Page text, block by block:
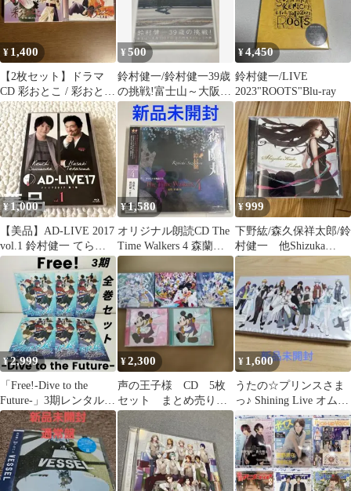
¥ 1,400
【2枚セット】ドラマ
CD 彩おとこ / 彩おとこ
～兄弟篇～ 鳥人ヒロミ
¥500
鈴村健一/鈴村健一39歳
の挑戦!富士山～大阪
390キロ 全力中年チャ
リンコの旅
¥4,450
鈴村健一/LIVE
2023"ROOTS"Blu-ray
¥ 1,000
【美品】AD-LIVE 2017
vol.1 鈴村健一 てらそ
ままさき
¥1,580
オリジナル朗読CD The
Time Walkers 4 森蘭丸
(鈴村健一)
¥999
下野紘/森久保祥太郎/鈴
村健一 他Shizuka
Kudo Tribute CD
¥2,999
「Free!-Dive to the
Future-」3期レンタル
全巻セット
¥2,300
声の王子様 CD 5枚
セット まとめ売り
ディズニー
¥ 1,600
うたの☆プリンスさま
っ♪ Shining Live オムニ
バスドラマCD 「M…